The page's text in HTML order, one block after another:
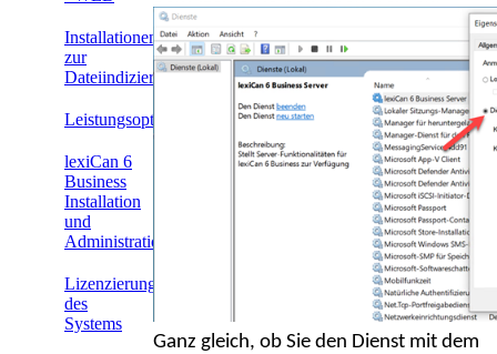
Installationen
zur
Dateiindizierung
Leistungsoptimierung
lexiCan 6
Business
Installation
und
Administration
Lizenzierung
des
Systems
Ganz gleich, ob Sie den Dienst mit dem